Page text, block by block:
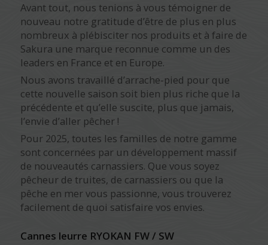
Avant tout, nous tenions à vous témoigner de
nouveau notre gratitude d’être de plus en plus
nombreux à plébisciter nos produits et à faire de
Sakura une marque reconnue comme un des
leaders en France et en Europe.
Nous avons travaillé d’arrache-pied pour que
cette nouvelle saison soit bien plus riche que la
précédente et qu’elle suscite, plus que jamais,
l’envie d’aller pêcher !
Pour 2025, toutes les familles de notre gamme
sont concernées par un développement massif
de nouveautés carnassiers. Que vous soyez
pêcheur de truites, de carnassiers ou que la
pêche en mer vous passionne, vous trouverez
facilement de quoi satisfaire vos envies.
Cannes leurre RYOKAN FW / SW